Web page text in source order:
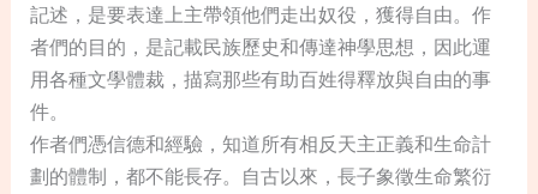
記述，是要表達上主帶領他們走出奴役，獲得自由。作
者們的目的，是記載民族歷史和傳達神學思想，因此運
用各種文學體裁，描寫那些有助百姓得釋放與自由的事
件。
作者們憑信德和經驗，知道所有相反天主正義和生命計
劃的體制，都不能長存。自古以來，長子象徵生命繁衍